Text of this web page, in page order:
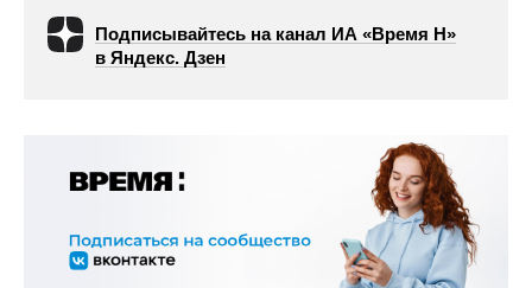
Подписывайтесь на канал ИА «Время Н»
в Яндекс. Дзен